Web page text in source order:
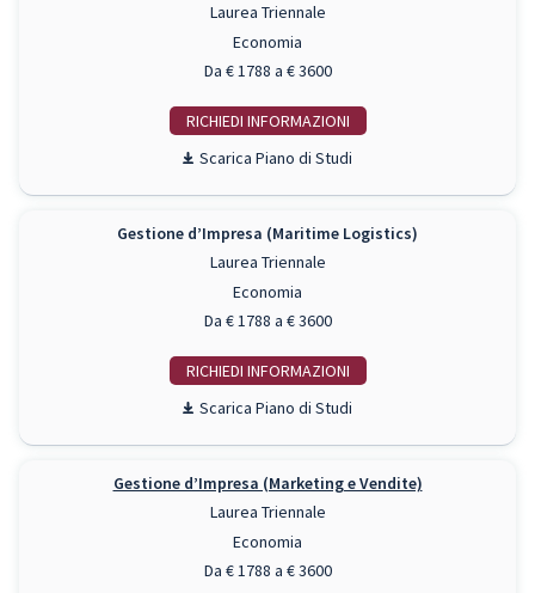
Laurea Triennale
Economia
Da € 1788 a € 3600
RICHIEDI INFO
Piano di Studi
Gestione d’Impresa (Maritime Logistics)
Laurea Triennale
Economia
Da € 1788 a € 3600
RICHIEDI INFO
Piano di Studi
Gestione d’Impresa (Marketing e Vendite)
Laurea Triennale
Economia
Da € 1788 a € 3600